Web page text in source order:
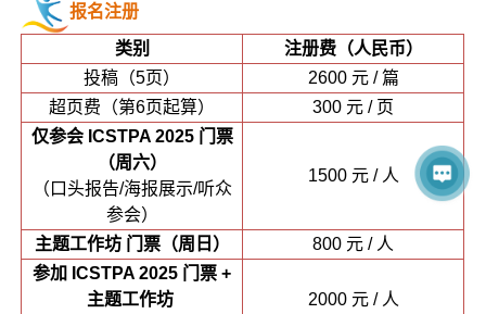
报名注册
类别
注册费（人民币）
投稿（5页）
2600 元 / 篇
超页费（第6页起算）
300 元 / 页
仅参会 ICSTPA 2025 门票
（周六）
（口头报告/海报展示/听众
参会）
1500 元 / 人
主题工作坊 门票（周日）
800 元 / 人
参加 ICSTPA 2025 门票 +
主题工作坊
2000 元 / 人